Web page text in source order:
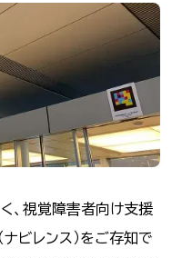
、視覚障害者向け支援
ビレンス）をご存知で